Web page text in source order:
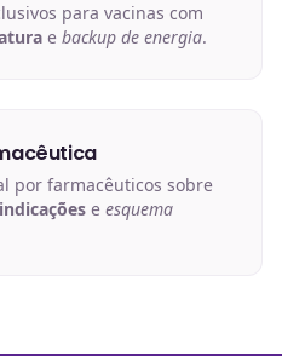
para vacinas com
e backup de energia.
por farmacêuticos sobre
e esquema